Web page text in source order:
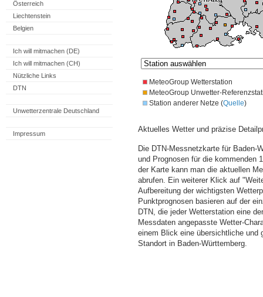
Österreich
Liechtenstein
Belgien
Ich will mitmachen (DE)
Ich will mitmachen (CH)
Nützliche Links
DTN
Unwetterzentrale Deutschland
Impressum
MeteoGroup Wetterstation
MeteoGroup Unwetter-
Station anderer Netze (Quelle)
Aktuelles Wetter und präzise
Die DTN-Messnetzkarte für Baden-
und Prognosen für die kommenden
der Karte kann man die aktuellen
abrufen. Ein weiterer Klick auf
Aufbereitung der wichtigsten
Punktprognosen basieren auf der
DTN, die jeder Wetterstation eine
Messdaten angepasste Wetter-
einem Blick eine übersichtliche und
Standort in Baden-Württemberg.